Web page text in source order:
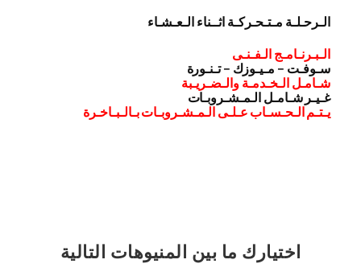
الـرحـلـة مـتـحـركـة اثــناء الـعـشـاء
الـبـرنـامـج الـفـنـى
سـوفـت – مـيـوزك – تـنـورة
شـامـل الـخـدمـة والـضـريـبة
غـيـر شـامـل الـمـشـروبـات
يـتـم الـحـسـاب عـلـى الـمـشـروبـات بـالـبـاخـرة
اختيارك ما بين المنيوهات التالية